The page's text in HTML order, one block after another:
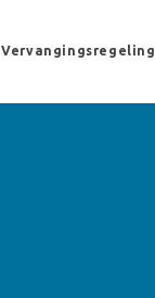
Vervangingsregeling